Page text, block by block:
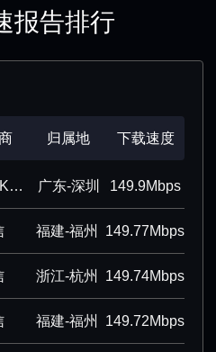
报告排行
归属地 下载速度
HONG KONG KOWLOON TELECOMMUNICATIONS CO.,LIMITED 广东-深圳 149.9Mbps
福建-福州 149.77Mbps
浙江-杭州 149.74Mbps
福建-福州 149.72Mbps